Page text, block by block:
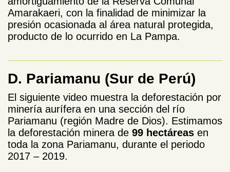
Amarakaeri, con la finalidad de minimizar la
presión ocasionada al área natural protegida,
producto de lo ocurrido en La Pampa.
D. Pariamanu (Sur de Perú)
El siguiente video muestra la deforestación por
minería aurífera en una sección del río
Pariamanu (región Madre de Dios). Estimamos
la deforestación minera de 99 hectáreas en
toda la zona Pariamanu, durante el periodo
2017 – 2019.